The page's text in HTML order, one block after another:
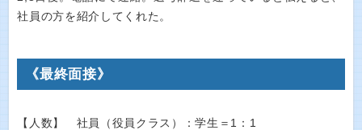
社員の方を紹介してくれた。
《最終面接》
【人数】 社員（役員クラス）：学生＝1：1